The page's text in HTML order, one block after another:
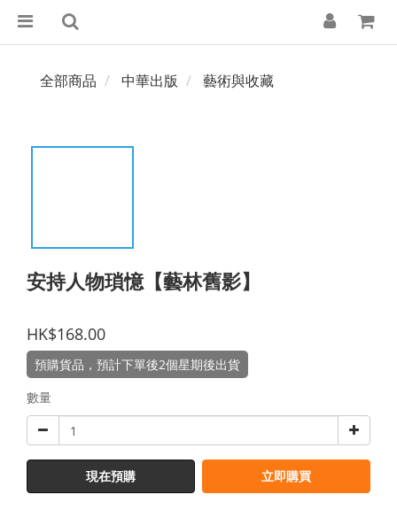
全部商品 中華出版 藝術與收藏
安持人物瑣憶【藝林舊影】
HK$168.00
預購貨品，預計下單後2個星期後出貨
數量
現在預購 立即購買